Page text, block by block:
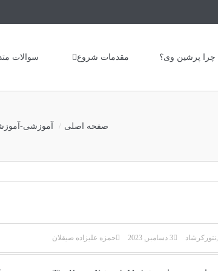
چرا پرشین وی؟ مقدمات شروع سوالات
صفحه اصلی آموزشی-
,نتورکرشاد 3 دسامبر, 2023 حمزه علیزاده صیقلان